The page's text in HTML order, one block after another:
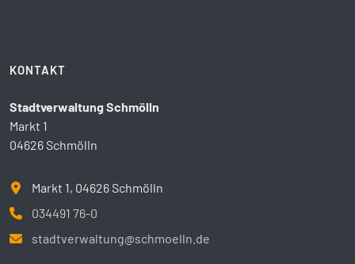
KONTAKT
Stadtverwaltung Schmölln
Markt 1
04626 Schmölln
Markt 1, 04626 Schmölln
034491 76-0
stadtverwaltung@schmoelln.de